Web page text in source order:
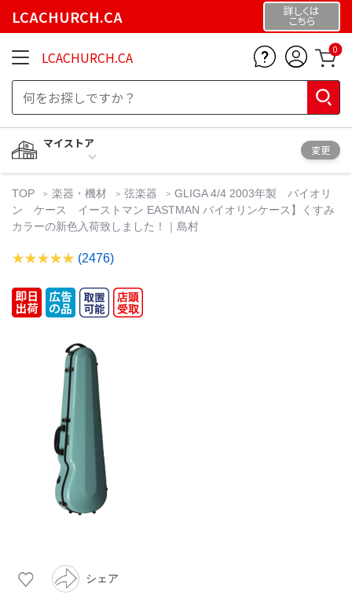
LCACHURCH.CA 詳しくは
こちら
LCACHURCH.CA 0
マイストア
変更
TOP 楽器・機材 弦楽器
GLIGA 4/4 2003年製 バイオリ
ン ケース イーストマン EASTMAN バイオリンケース】くすみ
カラーの新色入荷致しました！｜島村
(2476)
シェア